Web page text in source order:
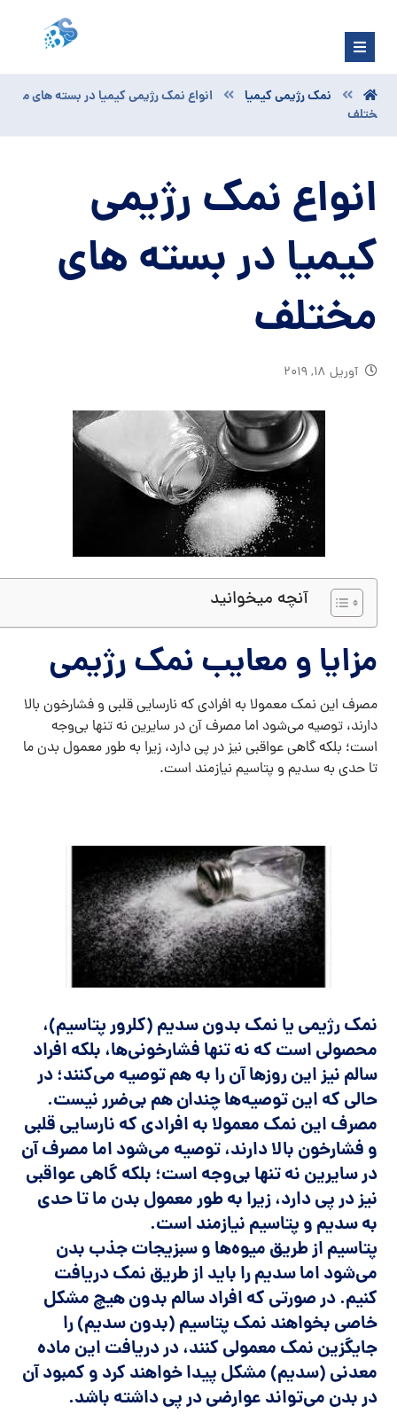
نمک رژیمی کیمیا
انواع نمک رژیمی کیمیا در بسته های م
ختلف
انواع نمک رژیمی
کیمیا در بسته های
مختلف
آوریل ۱۸, ۲۰۱۹
آنچه میخوانید
مزایا و معایب نمک رژیمی
مصرف این نمک معمولا به افرادی که نارسایی قلبی و فشارخون بالا
دارند، توصیه می‌شود اما مصرف آن در سایرین نه تنها بی‌وجه
است؛ بلکه گاهی عواقبی نیز در پی دارد، زیرا به طور معمول بدن ما
تا حدی به سدیم و پتاسیم نیازمند است.
نمک رژیمی ‌یا نمک بدون سدیم (کلرور پتاسیم)،
محصولی است که نه تنها فشارخونی‌ها، بلکه افراد
سالم نیز این روزها آن را به هم توصیه می‌کنند؛ در
حالی که این توصیه‌ها چندان هم بی‌ضرر نیست.
مصرف این نمک معمولا به افرادی که نارسایی قلبی
و فشارخون بالا دارند، توصیه می‌شود اما مصرف آن
در سایرین نه تنها بی‌وجه است؛ بلکه گاهی عواقبی
نیز در پی دارد، زیرا به طور معمول بدن ما تا حدی
به سدیم و پتاسیم نیازمند است.
پتاسیم از طریق میوه‌ها و سبزیجات جذب بدن
می‌شود اما سدیم را باید از طریق نمک دریافت
کنیم. در صورتی که افراد سالم بدون هیچ مشکل
خاصی بخواهند نمک پتاسیم (بدون سدیم) را
جایگزین نمک معمولی کنند، در دریافت این ماده
معدنی (سدیم) مشکل پیدا خواهند کرد و کمبود آن
در بدن می‌تواند عوارضی در پی داشته باشد.